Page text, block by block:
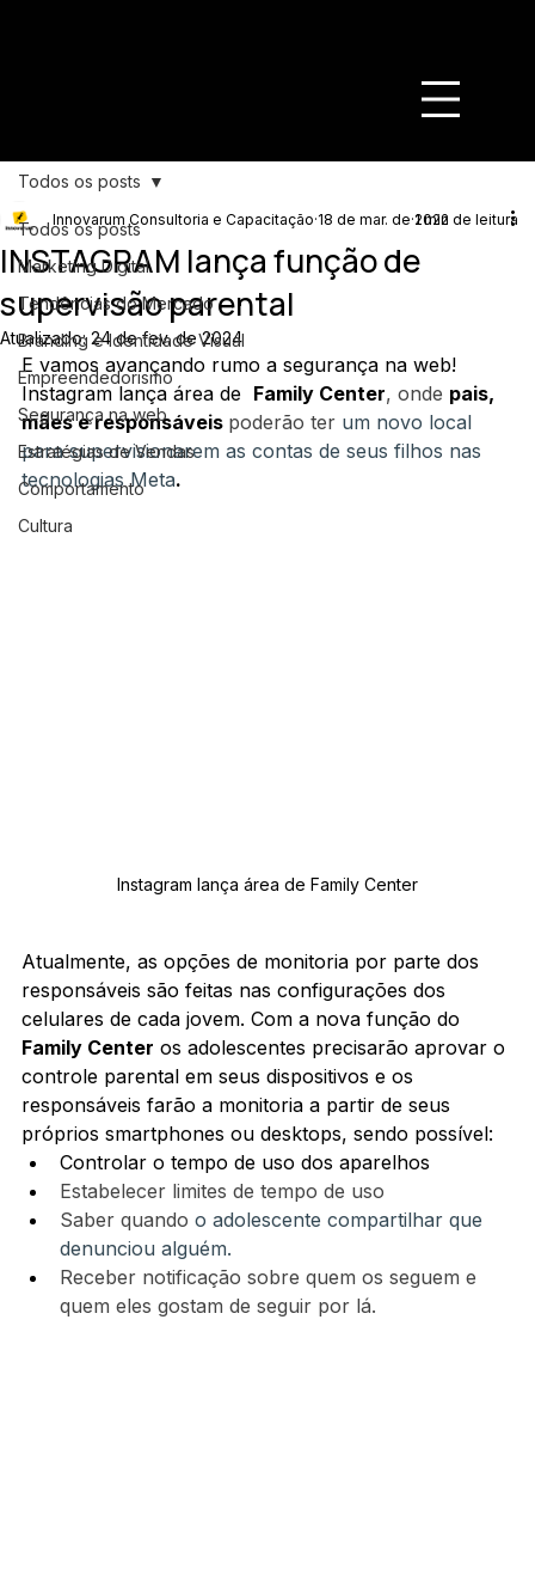
Todos os posts
Marketing Digital
Tendências do Mercado
Branding e Identidade Visual
Empreendedorismo
Segurança na web
Estratégias de Vendas
Comportamento
Cultura
Todos os posts
INSTAGRAM lança função de
supervisão parental
Innovarum Consultoria e Capacitação 18 de mar. de 20221 min de leitura
Atualizado:24 de fev. de 2024
E vamos avançando rumo a segurança na web!
Instagram lança área de Family Center, onde pais,
mães e responsáveis poderão ter um novo local
para supervisionarem as contas de seus filhos nas
tecnologias Meta.
Instagram lança área de Family Center
Atualmente, as opções de monitoria por parte dos
responsáveis são feitas nas configurações dos
celulares de cada jovem. Com a nova função do
Family Center os adolescentes precisarão aprovar o
controle parental em seus dispositivos e os
responsáveis farão a monitoria a partir de seus
próprios smartphones ou desktops, sendo possível:
Controlar o tempo de uso dos aparelhos
Estabelecer limites de tempo de uso
Saber quando o adolescente compartilhar que
denunciou alguém.
Receber notificação sobre quem os seguem e
quem eles gostam de seguir por lá.